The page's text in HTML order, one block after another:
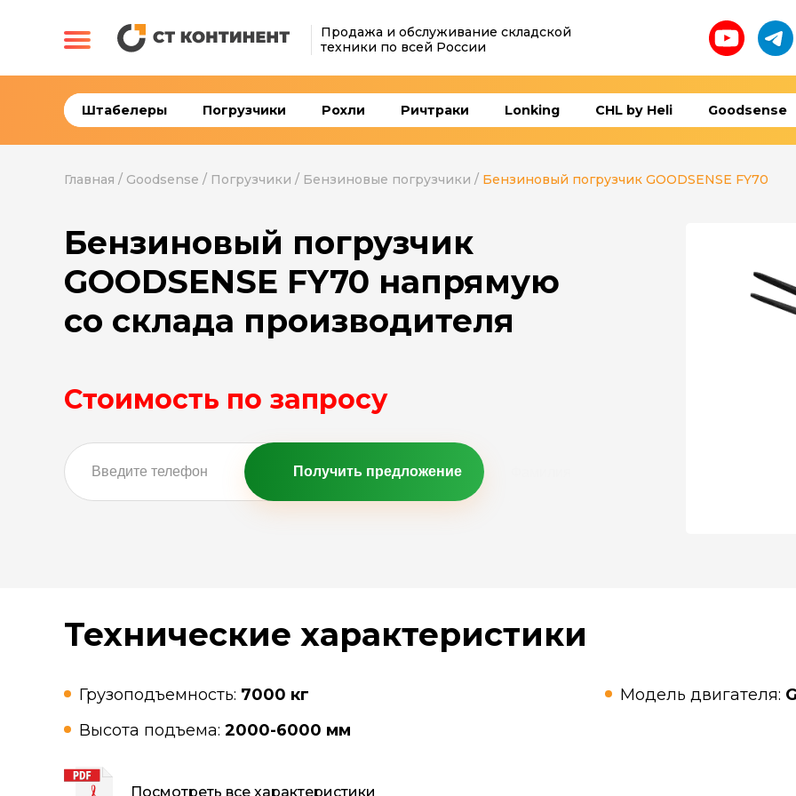
Продажа и обслуживание складской
техники по всей России
Штабелеры Погрузчики Рохли Ричтраки Lonking CHL by Heli Goodsense
Главная / Goodsense / Погрузчики / Бензиновые погрузчики / Бензиновый погрузчик GOODSENSE FY70
Бензиновый погрузчик
GOODSENSE FY70 напрямую
со склада производителя
Стоимость по запросу
Получить предложение
Технические характеристики
Грузоподъемность: 7000 кг
Высота подъема: 2000-6000 мм
Модель двигателя:
Посмотреть все характеристики